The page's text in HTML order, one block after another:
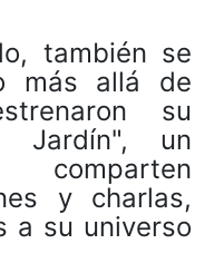
también se
más allá de
su
Jardín", un
y charlas,
a su universo